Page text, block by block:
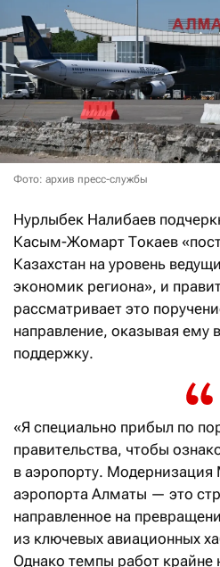
Фото: архив пресс-службы
Нурлыбек Налибаев
Касым-Жомарт Токаев
Казахстан на уровень
экономик региона», и
рассматривает это
направление, оказывая ему
поддержку.
«Я специально прибыл по
правительства, чтобы
в аэропорту. Модернизация
аэропорта Алматы — это
направленное на
из ключевых авиационных
Однако темпы работ